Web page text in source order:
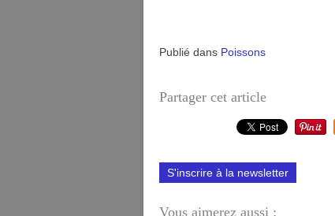
Publié dans Poissons
Partager cet article
S'inscrire à la newsletter
Vous aimerez aussi :